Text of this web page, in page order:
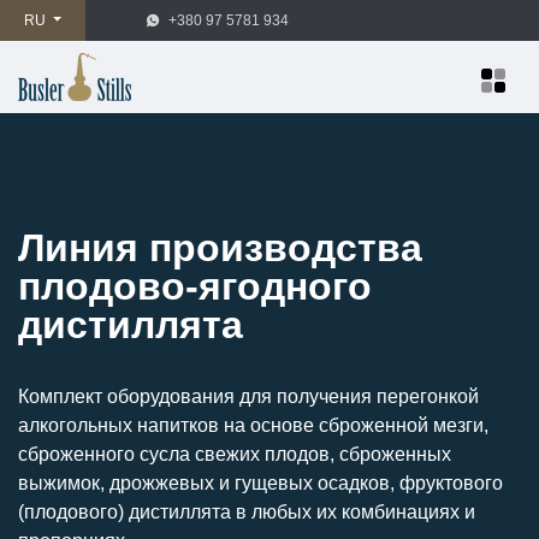
RU +380 97 5781 934
Линия производства
плодово-ягодного
дистиллята
Комплект оборудования для получения перегонкой
алкогольных напитков на основе сброженной мезги,
сброженного сусла свежих плодов, сброженных
выжимок, дрожжевых и гущевых осадков, фруктового
(плодового) дистиллята в любых их комбинациях и